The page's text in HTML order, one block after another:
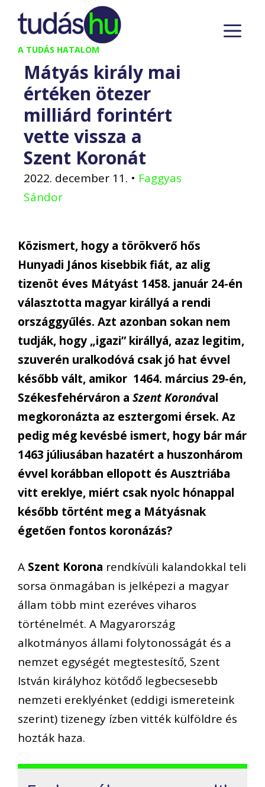
Kilépés
tartalomba
A TUDÁS HATALOM
Mátyás király mai
értéken ötezer
milliárd forintért
vette vissza a
Szent Koronát
2022. december 11. • Faggyas
Sándor
Közismert, hogy a törökverő hős
Hunyadi János kisebbik fiát, az alig
tizenöt éves Mátyást 1458. január 24-én
választotta magyar királlyá a rendi
országgyűlés. Azt azonban sokan nem
tudják, hogy „igazi” királlyá, azaz legitim,
szuverén uralkodóvá csak jó hat évvel
később vált, amikor 1464. március 29-én,
Székesfehérváron a Szent Koronával
megkoronázta az esztergomi érsek. Az
pedig még kevésbé ismert, hogy bár már
1463 júliusában hazatért a huszonhárom
évvel korábban ellopott és Ausztriába
vitt ereklye, miért csak nyolc hónappal
később történt meg a Mátyásnak
égetően fontos koronázás?
A Szent Korona rendkívüli kalandokkal teli
sorsa önmagában is jelképezi a magyar
állam több mint ezeréves viharos
történelmét. A Magyarország
alkotmányos állami folytonosságát és a
nemzet egységét megtestesítő, Szent
István királyhoz kötődő legbecsesebb
nemzeti ereklyénket (eddigi ismereteink
szerint) tizenegy ízben vitték külföldre és
hozták haza.